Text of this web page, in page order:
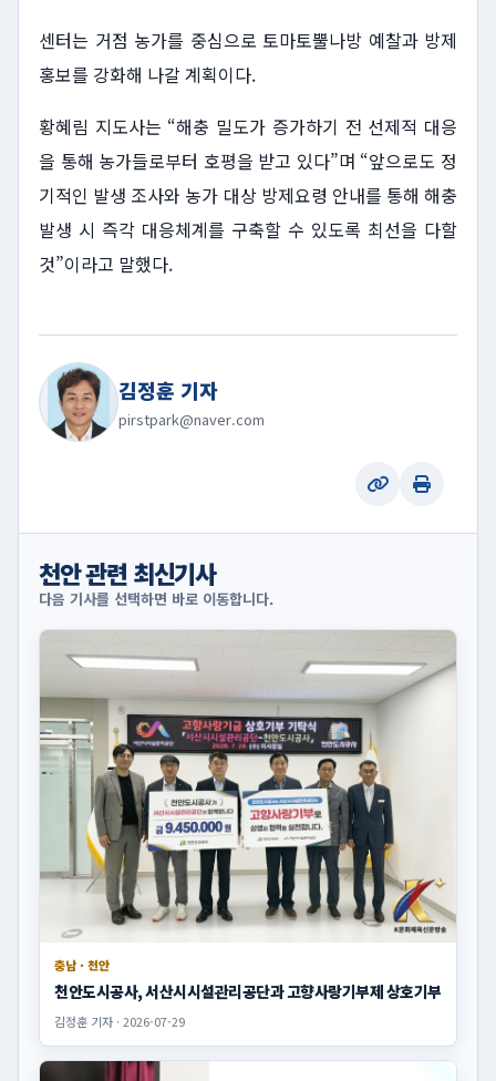
센터는 거점 농가를 중심으로 토마토뿔나방 예찰과 방제
홍보를 강화해 나갈 계획이다.
황혜림 지도사는 “해충 밀도가 증가하기 전 선제적 대응
을 통해 농가들로부터 호평을 받고 있다”며 “앞으로도 정
기적인 발생 조사와 농가 대상 방제요령 안내를 통해 해충
발생 시 즉각 대응체계를 구축할 수 있도록 최선을 다할
것”이라고 말했다.
김정훈 기자
pirstpark@naver.com
천안 관련 최신기사
다음 기사를 선택하면 바로 이동합니다.
충남 · 천안
천안도시공사, 서산시시설관리공단과 고향사랑기부제 상호기부
김정훈 기자 · 2026-07-29